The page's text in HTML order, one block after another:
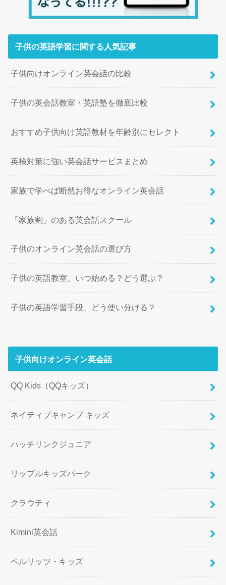
子供の英語学習に関する人気記事
子供向けオンライン英会話の比較
子供の英会話教室・英語塾を徹底比較
おすすめ子供向け英語教材を年齢別にセレクト
英検対策に強い英会話サービスまとめ
家族で学べば断然お得なオンライン英会話
「家族割」のある英会話スクール
子供のオンライン英会話の選び方
子供の英語教室、いつ始める？どう選ぶ？
子供の英語学習手段、どう使い分ける？
子供向けオンライン英会話
QQ Kids（QQキッズ）
ネイティブキャンプ キッズ
ハッチリンクジュニア
リップルキッズパーク
クラウティ
Kimini英会話
ベルリッツ・キッズ